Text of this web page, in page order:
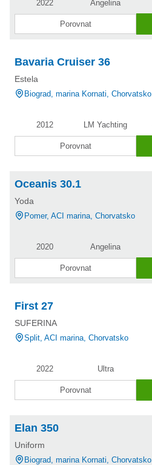
2022 Angelina
Porovnat
Bavaria Cruiser 36
Estela
Biograd, marina Kornati, Chorvatsko
2012 LM Yachting
Porovnat
Oceanis 30.1
Yoda
Pomer, ACI marina, Chorvatsko
2020 Angelina
Porovnat
First 27
SUFERINA
Split, ACI marina, Chorvatsko
2022 Ultra
Porovnat
Elan 350
Uniform
Biograd, marina Kornati, Chorvatsko